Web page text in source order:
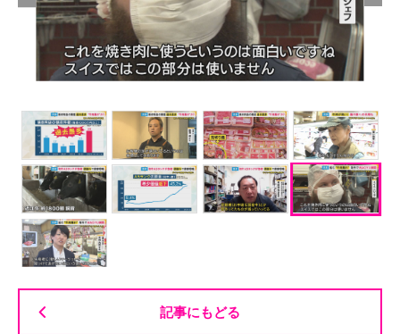
記事にもどる